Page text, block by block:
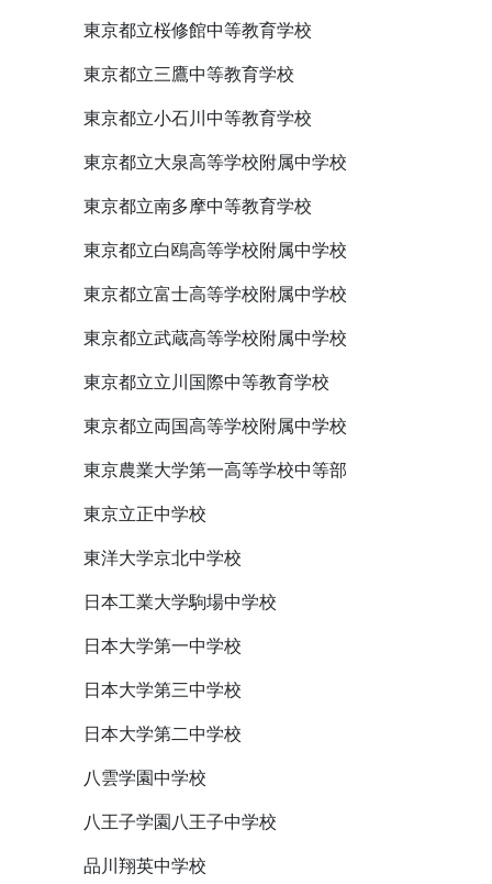
東京都立桜修館中等教育学校
東京都立三鷹中等教育学校
東京都立小石川中等教育学校
東京都立大泉高等学校附属中学校
東京都立南多摩中等教育学校
東京都立白鴎高等学校附属中学校
東京都立富士高等学校附属中学校
東京都立武蔵高等学校附属中学校
東京都立立川国際中等教育学校
東京都立両国高等学校附属中学校
東京農業大学第一高等学校中等部
東京立正中学校
東洋大学京北中学校
日本工業大学駒場中学校
日本大学第一中学校
日本大学第三中学校
日本大学第二中学校
八雲学園中学校
八王子学園八王子中学校
品川翔英中学校